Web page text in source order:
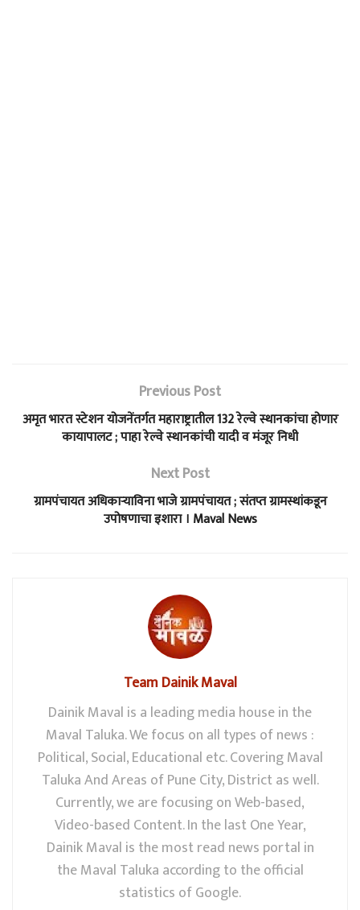
Previous Post
अमृत भारत स्टेशन योजनेंतर्गत महाराष्ट्रातील 132 रेल्वे स्थानकांचा होणार
कायापालट ; पाहा रेल्वे स्थानकांची यादी व मंजूर निधी
Next Post
ग्रामपंचायत अधिकाऱ्याविना भाजे ग्रामपंचायत ; संतप्त ग्रामस्थांकडून
उपोषणाचा इशारा । Maval News
Team Dainik Maval
Dainik Maval is a leading media house in the
Maval Taluka. We focus on all types of news :
Political, Social, Educational etc. Covering Maval
Taluka And Areas of Pune City, District as well.
Currently, we are focusing on Web-based,
Video-based Content. In the last One Year,
Dainik Maval is the most read news portal in
the Maval Taluka according to the official
statistics of Google.